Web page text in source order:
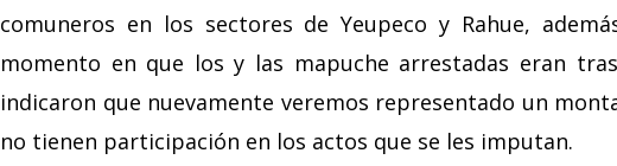
comuneros en los sectores de Yeupeco y Rahue,
momento en que los y las mapuche arrestadas eran
indicaron que nuevamente veremos representado un
no tienen participación en los actos que se les imputan.